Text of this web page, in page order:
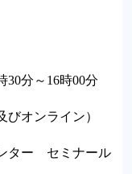
分～16時00分
オンライン）
ター セミナール